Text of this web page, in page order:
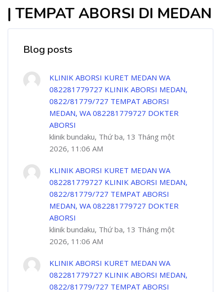
| TEMPAT ABORSI DI MEDAN
Blog posts
KLINIK ABORSI KURET MEDAN WA
082281779727 KLINIK ABORSI MEDAN,
0822/81779/727 TEMPAT ABORSI
MEDAN, WA 082281779727 DOKTER
ABORSI
klinik bundaku, Thứ ba, 13 Tháng một
2026, 11:06 AM
KLINIK ABORSI KURET MEDAN WA
082281779727 KLINIK ABORSI MEDAN,
0822/81779/727 TEMPAT ABORSI
MEDAN, WA 082281779727 DOKTER
ABORSI
klinik bundaku, Thứ ba, 13 Tháng một
2026, 11:06 AM
KLINIK ABORSI KURET MEDAN WA
082281779727 KLINIK ABORSI MEDAN,
0822/81779/727 TEMPAT ABORSI